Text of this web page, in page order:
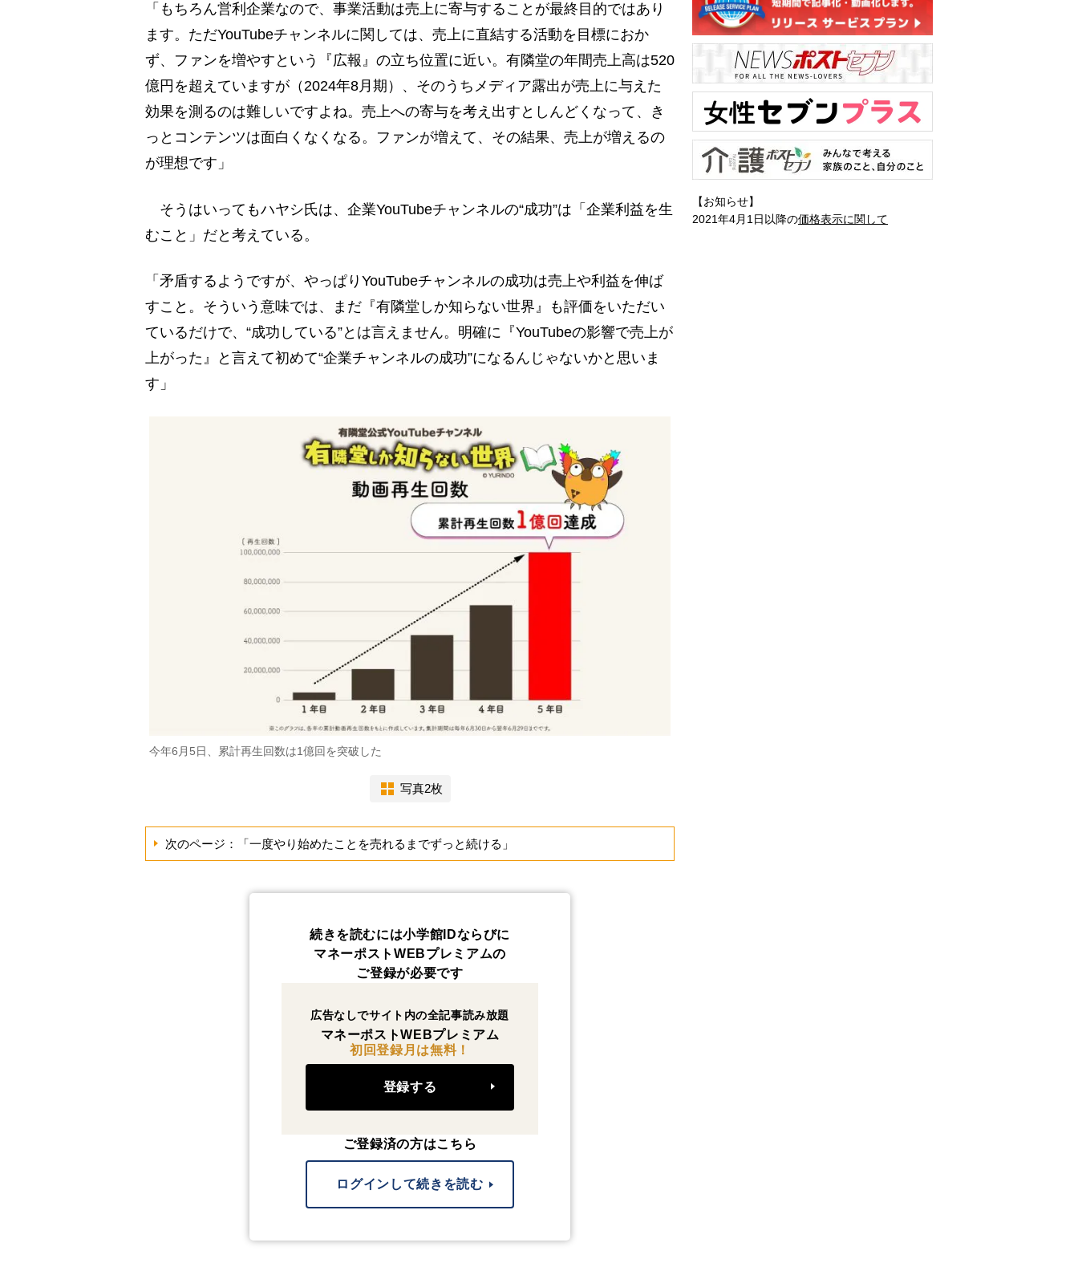
「もちろん営利企業なので、事業活動は売上に寄与することが最終目的ではあり
ます。ただYouTubeチャンネルに関しては、売上に直結する活動を目標におか
ず、ファンを増やすという『広報』の立ち位置に近い。有隣堂の年間売上高は520
億円を超えていますが（2024年8月期）、そのうちメディア露出が売上に与えた
効果を測るのは難しいですよね。売上への寄与を考え出すとしんどくなって、き
っとコンテンツは面白くなくなる。ファンが増えて、その結果、売上が増えるの
が理想です」
そうはいってもハヤシ氏は、企業YouTubeチャンネルの“成功”は「企業利益を生
むこと」だと考えている。
「矛盾するようですが、やっぱりYouTubeチャンネルの成功は売上や利益を伸ば
すこと。そういう意味では、まだ『有隣堂しか知らない世界』も評価をいただい
ているだけで、“成功している”とは言えません。明確に『YouTubeの影響で売上が
上がった』と言えて初めて“企業チャンネルの成功”になるんじゃないかと思いま
す」
今年6月5日、累計再生回数は1億回を突破した
写真2枚
次のページ：「一度やり始めたことを売れるまでずっと続ける」
続きを読むには小学館IDならびに
マネーポストWEBプレミアムの
ご登録が必要です
広告なしでサイト内の全記事読み放題
マネーポストWEBプレミアム
初回登録月は無料！
登録する
ご登録済の方はこちら
ログインして続きを読む
【お知らせ】
2021年4月1日以降の価格表示に関して